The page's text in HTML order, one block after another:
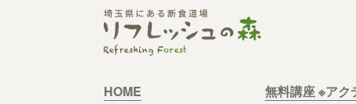
HOME
無料講座 ※アク